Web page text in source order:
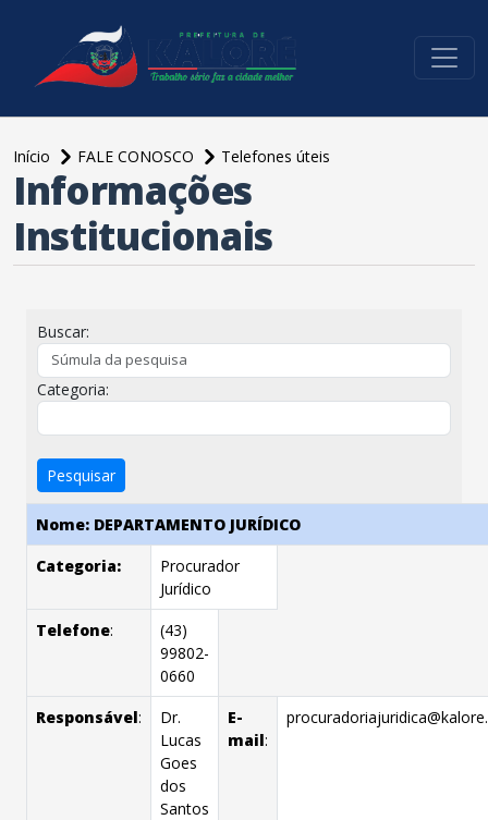
Início FALE CONOSCO
Telefones úteis
conteúdo
principal
Informações
Institucionais
Buscar:
Categoria:
Pesquisar
Nome: DEPARTAMENTO JURÍDICO
Categoria:
Procurador
Jurídico
Telefone:
(43)
99802-
0660
Responsável:
Dr.
Lucas
Goes
dos
Santos
E-
mail: